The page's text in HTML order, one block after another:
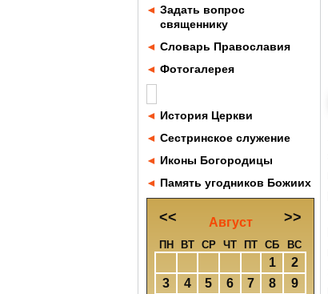
◄ Задать вопрос
священнику
◄ Словарь Православия
◄ Фотогалерея
◄ История Церкви
◄ Сестринское служение
◄ Иконы Богородицы
◄ Память угодников Божиих
<< >>
Август
ПН ВТ СР ЧТ ПТ СБ ВС
1
2
3
4 5 6 7 8
9